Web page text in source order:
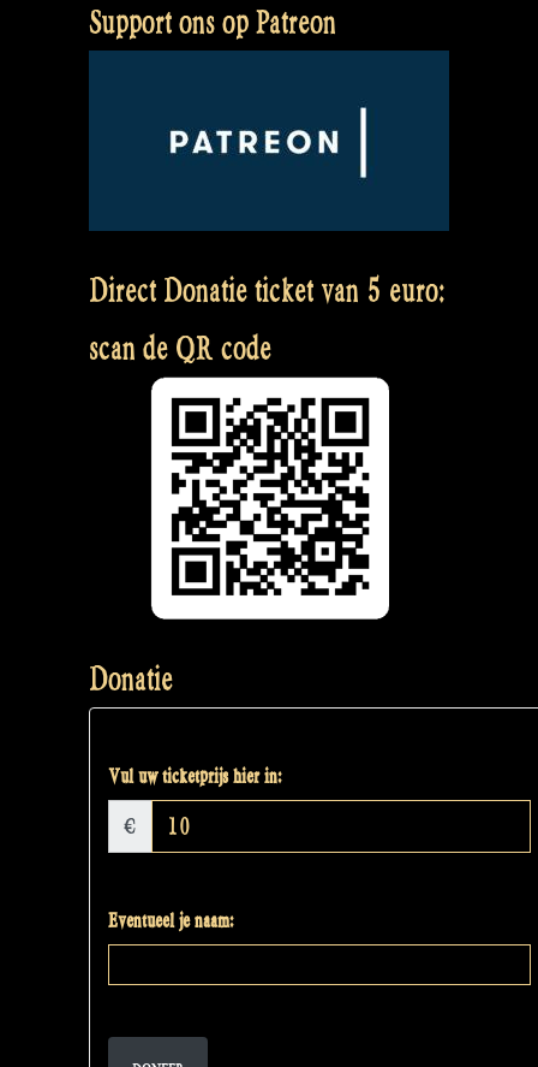
Support ons op Patreon
Direct Donatie ticket van 5 euro:
scan de QR code
Donatie
Vul uw ticketprijs hier in:
€
Eventueel je naam: